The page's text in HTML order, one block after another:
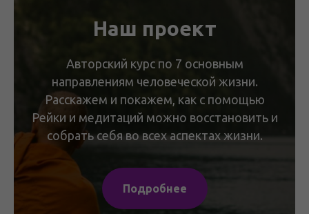
Наш проект
Авторский курс по 7 основным
направлениям человеческой жизни.
Расскажем и покажем, как с помощью
Рейки и медитаций можно восстановить и
собрать себя во всех аспектах жизни.
Подробнее